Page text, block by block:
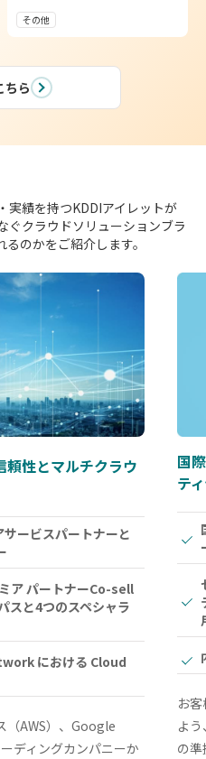
その他
ちら
実績を持つKDDIアイレットが
ぐクラウドソリューションブラ
のかをご紹介します。
頼性とマルチクラウ
ービスパートナーと
ア パートナーCo-sell
スと4つのスペシャラ
における Cloud
（AWS）、Google
ディングカンパニーか
国
テ
お
よ
の